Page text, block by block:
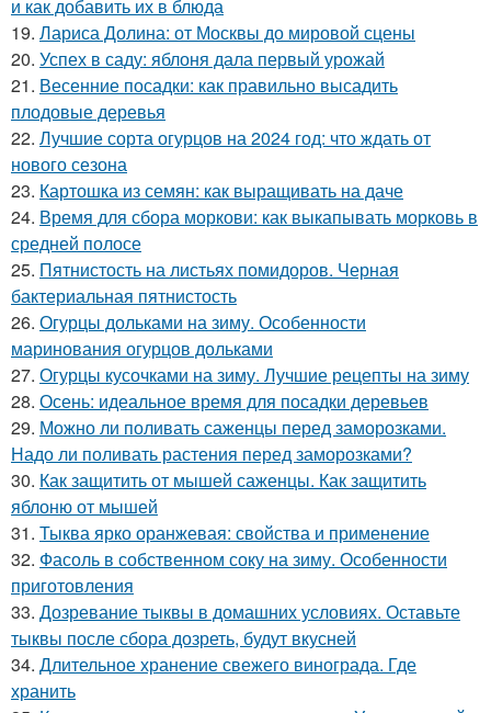
и как добавить их в блюда
19. Лариса Долина: от Москвы до мировой сцены
20. Успех в саду: яблоня дала первый урожай
21. Весенние посадки: как правильно высадить
плодовые деревья
22. Лучшие сорта огурцов на 2024 год: что ждать от
нового сезона
23. Картошка из семян: как выращивать на даче
24. Время для сбора моркови: как выкапывать морковь в
средней полосе
25. Пятнистость на листьях помидоров. Черная
бактериальная пятнистость
26. Огурцы дольками на зиму. Особенности
маринования огурцов дольками
27. Огурцы кусочками на зиму. Лучшие рецепты на зиму
28. Осень: идеальное время для посадки деревьев
29. Можно ли поливать саженцы перед заморозками.
Надо ли поливать растения перед заморозками?
30. Как защитить от мышей саженцы. Как защитить
яблоню от мышей
31. Тыква ярко оранжевая: свойства и применение
32. Фасоль в собственном соку на зиму. Особенности
приготовления
33. Дозревание тыквы в домашних условиях. Оставьте
тыквы после сбора дозреть, будут вкусней
34. Длительное хранение свежего винограда. Где
хранить